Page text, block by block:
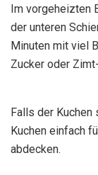
Im vorgeheizten
der unteren
Minuten mit viel
Zucker oder
Falls der Kuchen
Kuchen einfach
abdecken.